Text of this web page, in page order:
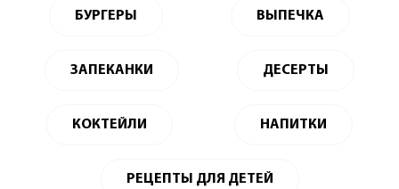
БУРГЕРЫ ВЫПЕЧКА
ЗАПЕКАНКИ ДЕСЕРТЫ
КОКТЕЙЛИ НАПИТКИ
РЕЦЕПТЫ ДЛЯ ДЕТЕЙ